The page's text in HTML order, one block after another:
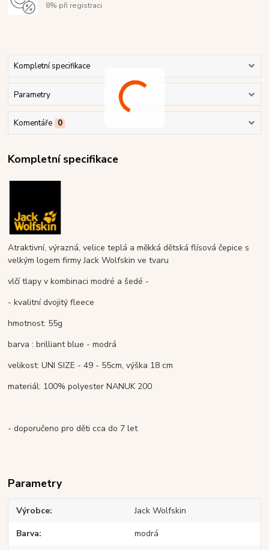
8% při registraci
Kompletní specifikace
Parametry
Komentáře 0
Kompletní specifikace
Atraktivní, výrazná, velice teplá a měkká dětská flísová čepice s
velkým logem firmy Jack Wolfskin ve tvaru
vlčí tlapy v kombinaci modré a šedé -
- kvalitní dvojitý fleece
hmotnost: 55g
barva : brilliant blue - modrá
velikost: UNI SIZE - 49 - 55cm, výška 18 cm
materiál: 100% polyester NANUK 200
- doporučeno pro děti cca do 7 let
Parametry
Výrobce Jack Wolfskin
Barva modrá